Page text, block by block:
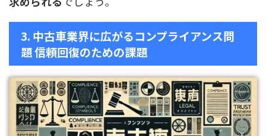
3. 中古車業界に広がるコンプライアンス問
題 信頼回復のための課題